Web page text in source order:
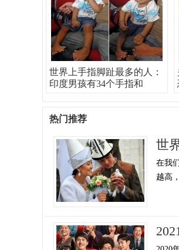
世界上手指脚趾最多的人：
印度男孩有34个手指和
热门推荐
世
在我
越高